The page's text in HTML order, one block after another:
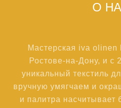
О
Мастерская iva olinen
Ростове-на-Дону, и с
уникальный текстиль
вручную умягчаем и
и палитра насчитывает